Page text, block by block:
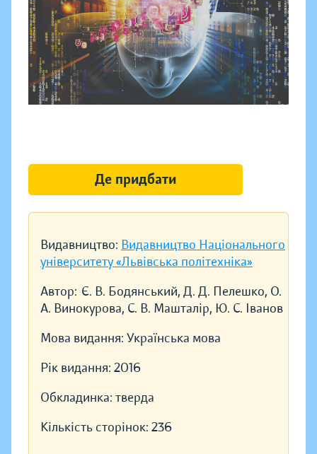
Видавництво: Видавництво Національного
університету «Львівська політехніка»
Автор: Є. В. Бодянський, Д. Д. Пелешко, О.
А. Винокурова, С. В. Машталір, Ю. С. Іванов
Мова видання: Українська мова
Рік видання: 2016
Обкладинка: тверда
Кількість сторінок: 236
Де придбати